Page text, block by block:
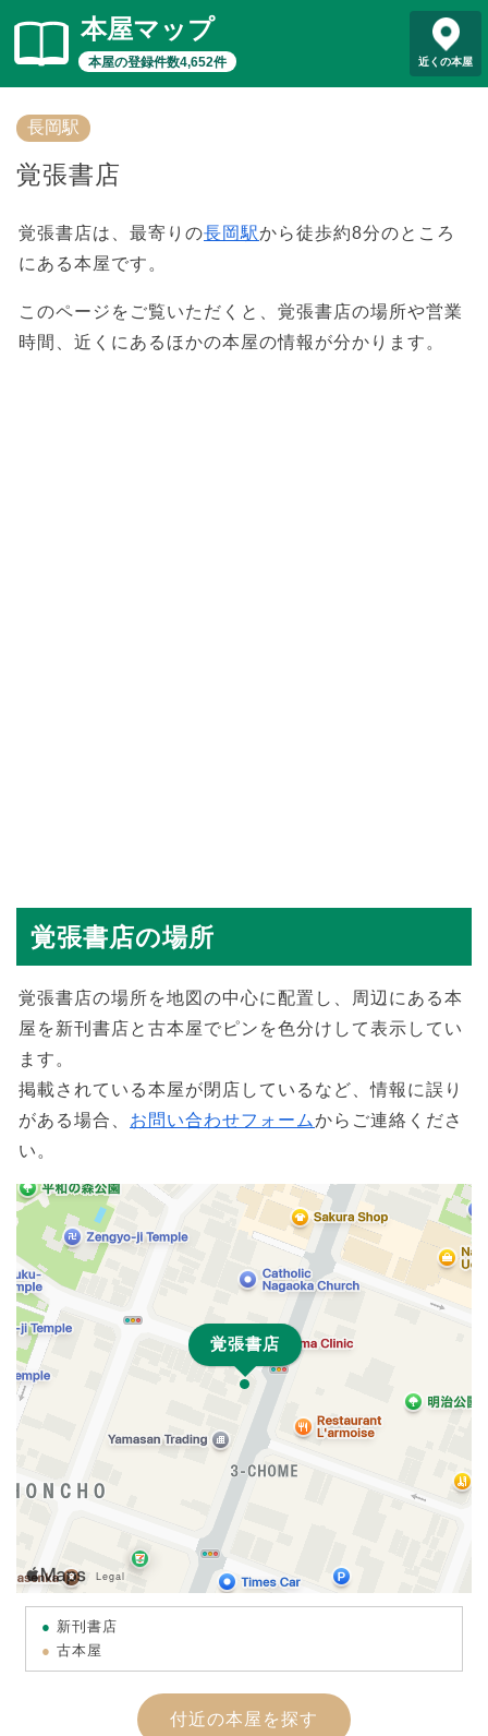
本屋マップ
本屋の登録件数4,652件 近くの本屋
長岡駅
覚張書店
覚張書店は、最寄りの長岡駅から徒歩約8分のところ
にある本屋です。
このページをご覧いただくと、覚張書店の場所や営業
時間、近くにあるほかの本屋の情報が分かります。
覚張書店の場所
覚張書店の場所を地図の中心に配置し、周辺にある本
屋を新刊書店と古本屋でピンを色分けして表示してい
ます。
掲載されている本屋が閉店しているなど、情報に誤り
がある場合、 お問い合わせフォームからご連絡くださ
い。
覚張書店
新刊書店
古本屋
付近の本屋を探す